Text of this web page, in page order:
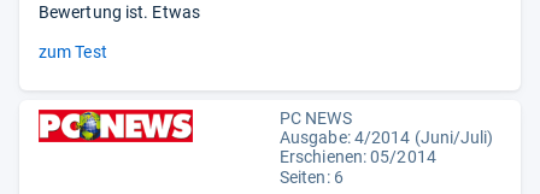
Bewertung ist. Etwas
zum Test
PC NEWS
Ausgabe: 4/2014 (Juni/Juli)
Erschienen: 05/2014
Seiten: 6